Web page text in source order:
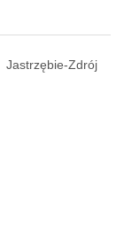
Jastrzębie-Zdrój